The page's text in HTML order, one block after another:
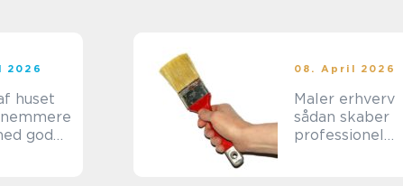
2026
huset
god
08. April 2026
Maler erhverv
sådan skaber
professionel